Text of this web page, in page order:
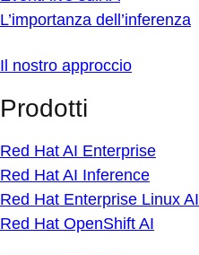
L’importanza dell’inferenza
Il nostro approccio
Prodotti
Red Hat AI Enterprise
Red Hat AI Inference
Red Hat Enterprise Linux AI
Red Hat OpenShift AI